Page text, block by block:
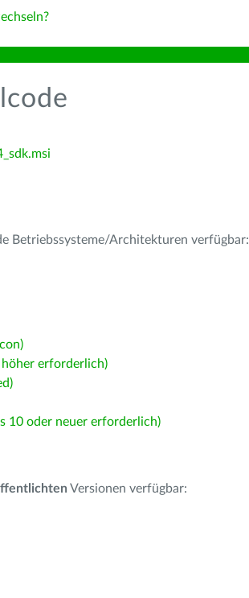
Betriebssysteme/Architekturen verfügbar:
höher erforderlich)
10 oder neuer erforderlich)
Versionen verfügbar: